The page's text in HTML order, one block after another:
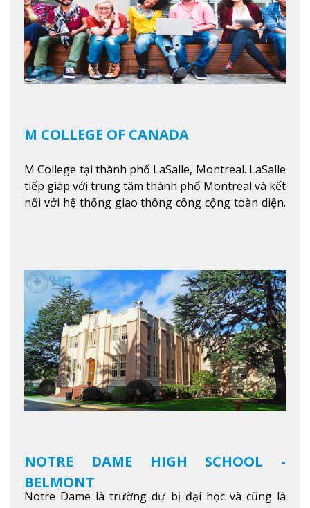
M COLLEGE OF CANADA
M College tại thành phố LaSalle, Montreal. LaSalle
tiếp giáp với trung tâm thành phố Montreal và kết
nối với hệ thống giao thông công cộng toàn diện.
các lớp học - trường có phòng sinh viên rộng rãi
được trang bị các trạm sạc điện thoại di động,
không gian xanh để sinh viên tận hưởng và đỗ xe
tại chỗ. Bên kia đường các trung tâm mua sắm lớn
được bao quanh bởi nhiều doanh nghiệp nhỏ, M
College of Canada sẽ mang đến cho sinh viên cơ
hội trải nghiệm những điều tốt nhất mà thành
phố Montreal mang lại.Xem thêm
NOTRE DAME HIGH SCHOOL -
BELMONT
Notre Dame là trường dự bị đại học và cũng là